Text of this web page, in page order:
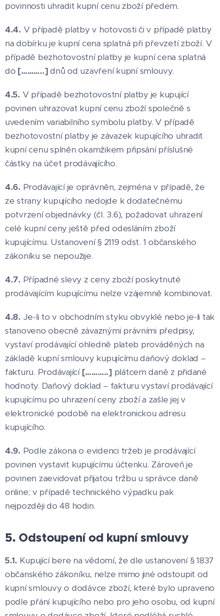
povinnosti uhradit kupní cenu zboží předem.
4.4. V případě platby v hotovosti či v případě platby
na dobírku je kupní cena splatná při převzetí zboží. V
případě bezhotovostní platby je kupní cena splatná
do [………..] dnů od uzavření kupní smlouvy.
4.5. V případě bezhotovostní platby je kupující
povinen uhrazovat kupní cenu zboží společně s
uvedením variabilního symbolu platby. V případě
bezhotovostní platby je závazek kupujícího uhradit
kupní cenu splněn okamžikem připsání příslušné
částky na účet prodávajícího.
4.6. Prodávající je oprávněn, zejména v případě, že
ze strany kupujícího nedojde k dodatečnému
potvrzení objednávky (čl. 3.6), požadovat uhrazení
celé kupní ceny ještě před odesláním zboží
kupujícímu. Ustanovení § 2119 odst. 1 občanského
zákoníku se nepoužije.
4.7. Případné slevy z ceny zboží poskytnuté
prodávajícím kupujícímu nelze vzájemně kombinovat.
4.8. Je-li to v obchodním styku obvyklé nebo je-li tak
stanoveno obecně závaznými právními předpisy,
vystaví prodávající ohledně plateb prováděných na
základě kupní smlouvy kupujícímu daňový doklad –
fakturu. Prodávající [………..] plátcem daně z přidané
hodnoty. Daňový doklad – fakturu vystaví prodávající
kupujícímu po uhrazení ceny zboží a zašle jej v
elektronické podobě na elektronickou adresu
kupujícího.
4.9. Podle zákona o evidenci tržeb je prodávající
povinen vystavit kupujícímu účtenku. Zároveň je
povinen zaevidovat přijatou tržbu u správce daně
online; v případě technického výpadku pak
nejpozději do 48 hodin.
5. Odstoupení od kupní smlouvy
5.1. Kupující bere na vědomí, že dle ustanovení § 1837
občanského zákoníku, nelze mimo jiné odstoupit od
kupní smlouvy o dodávce zboží, které bylo upraveno
podle přání kupujícího nebo pro jeho osobu, od kupní